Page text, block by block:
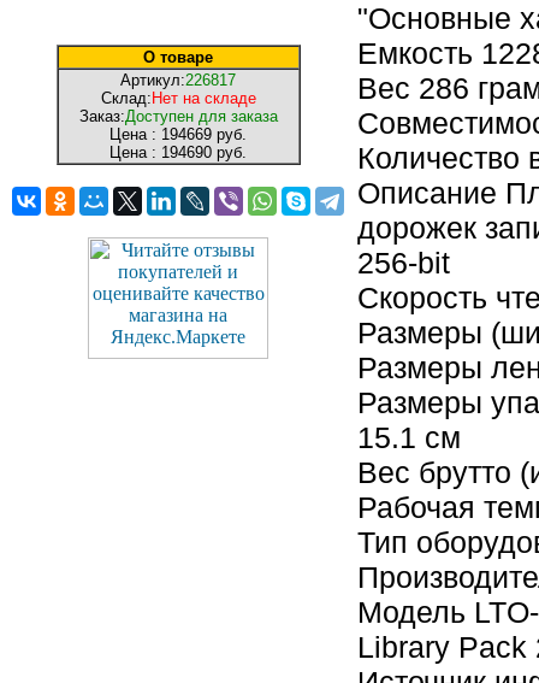
О товаре
Артикул:226817
Склад: Нет на складе
Заказ:Доступен для заказа
Цена : 194669 руб.
Цена : 194690 руб.
"Основные
Емкость
Вес 286
Количество
Описание
дорожек
256-bit
Скорость
Размеры
Размеры
Размеры
15.1 см
Вес брутто
Рабочая
Тип
Модель
Library Pack